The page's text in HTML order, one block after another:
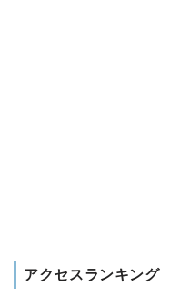
アクセスランキング